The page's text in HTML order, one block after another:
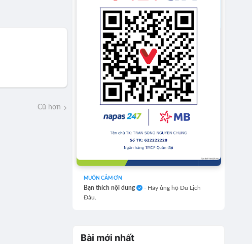
Cũ hơn
MUỐN CẢM ƠN
Bạn thích nội dung
- Hãy ủng hộ Du Lịch
Đâu.
Bài mới nhất